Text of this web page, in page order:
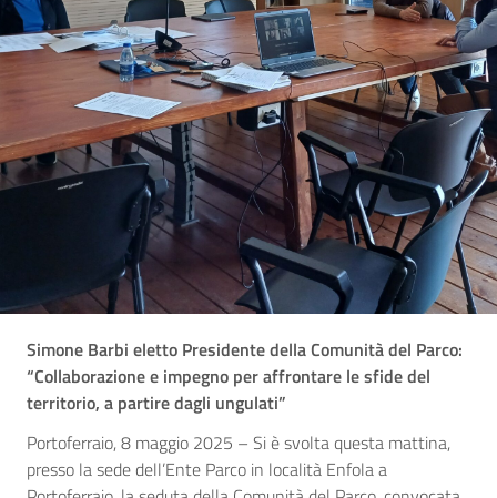
Simone Barbi eletto Presidente della Comunità del Parco:
“Collaborazione e impegno per affrontare le sfide del
territorio, a partire dagli ungulati”
Portoferraio, 8 maggio 2025 – Si è svolta questa mattina,
presso la sede dell’Ente Parco in località Enfola a